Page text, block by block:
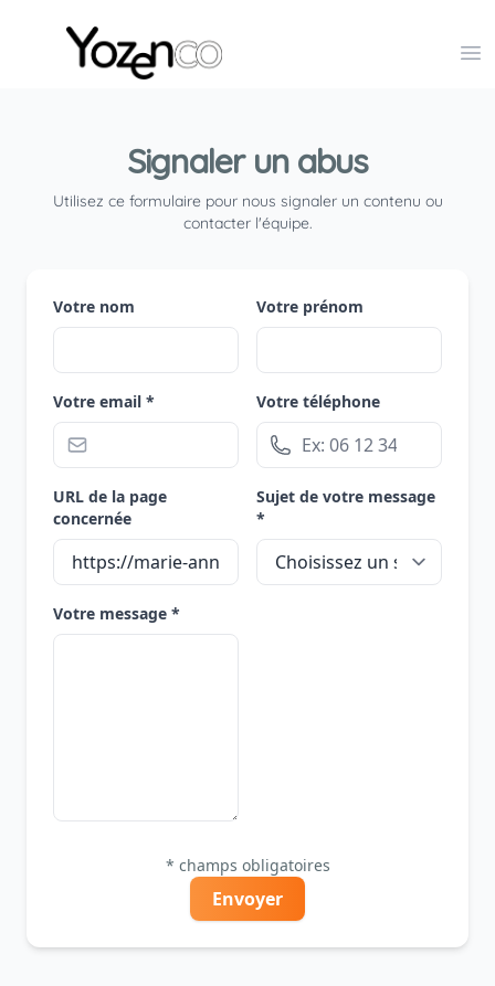
Yozenco - Organisateur de Salons, Evénements et
Signaler un abus
Utilisez ce formulaire pour nous signaler un contenu ou
contacter l'équipe.
Votre nom Votre prénom
Votre email * Votre téléphone
URL de la page
concernée
Sujet de votre message
*
Votre message *
* champs obligatoires
Envoyer